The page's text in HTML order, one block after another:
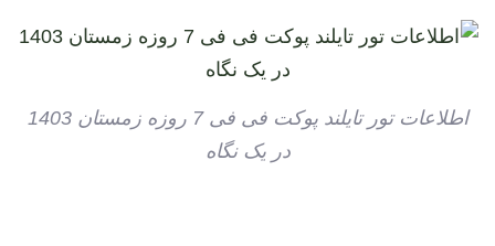
اطلاعات تور تایلند پوکت فی فی 7 روزه زمستان 1403
در یک نگاه